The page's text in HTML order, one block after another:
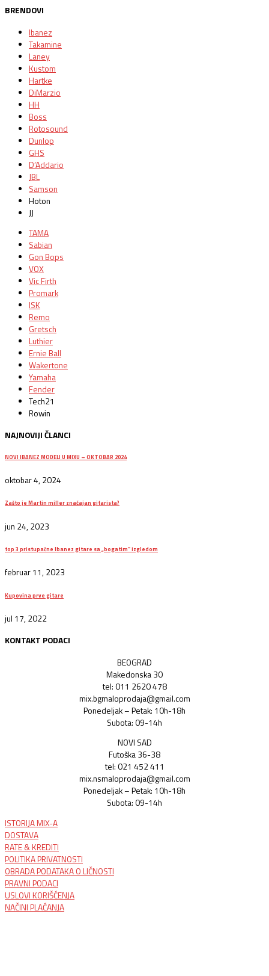
BRENDOVI
Ibanez
Takamine
Laney
Kustom
Hartke
DiMarzio
HH
Boss
Rotosound
Dunlop
GHS
D’Addario
JBL
Samson
Hoton
JJ
TAMA
Sabian
Gon Bops
VOX
Vic Firth
Promark
ISK
Remo
Gretsch
Luthier
Ernie Ball
Wakertone
Yamaha
Fender
Tech21
Rowin
NAJNOVIJI ČLANCI
NOVI IBANEZ MODELI U MIXU – OKTOBAR 2024
oktobar 4, 2024
Zašto je Martin miller značajan gitarista?
jun 24, 2023
top 3 pristupačne Ibanez gitare sa „bogatim“ izgledom
februar 11, 2023
Kupovina prve gitare
jul 17, 2022
KONTAKT PODACI
BEOGRAD
Makedonska 30
tel: 011 2620 478
mix.bgmaloprodaja@gmail.com
Ponedeljak – Petak: 10h-18h
Subota: 09-14h
NOVI SAD
Futoška 36-38
tel: 021 452 411
mix.nsmaloprodaja@gmail.com
Ponedeljak – Petak: 10h-18h
Subota: 09-14h
ISTORIJA MIX-A
DOSTAVA
RATE & KREDITI
POLITIKA PRIVATNOSTI
OBRADA PODATAKA O LIČNOSTI
PRAVNI PODACI
USLOVI KORIŠĆENJA
NAČINI PLAĆANJA